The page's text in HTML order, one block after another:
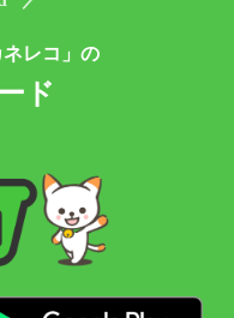
レコ」の
ド